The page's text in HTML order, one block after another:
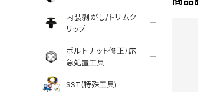
内装剥がし/トリムク
リップ
ボルトナット修正/応
急処置工具
SST(特殊工具)